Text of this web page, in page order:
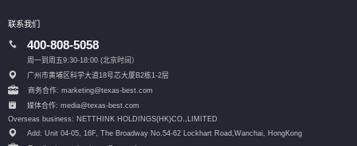
联系我们
400-808-5058
周一到周五9:30-18:00 (北京时间）
广州市黄埔区科学大道18号芯大厦B2栋1-2层
商务合作: marketing@texas-best.com
媒体合作: media@texas-best.com
Overseas business: NETTHINK HOLDINGS(HK)CO.,LIMITED
Add: Unit 04-05, 16F, The Broadway No.54-62 Lockhart Road, Wanchai, HongKong